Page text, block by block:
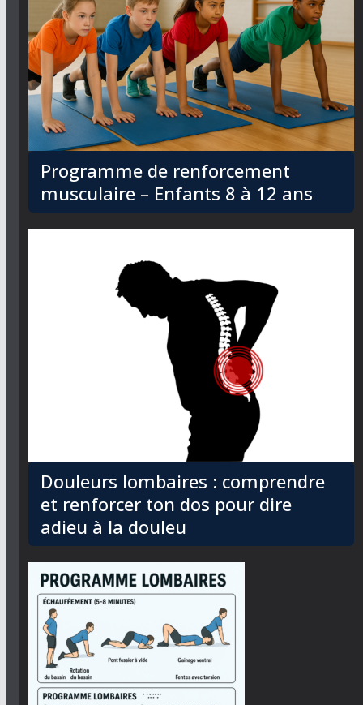
Programme de renforcement
musculaire – Enfants 8 à 12 ans
Douleurs lombaires : comprendre
et renforcer ton dos pour dire
adieu à la douleu